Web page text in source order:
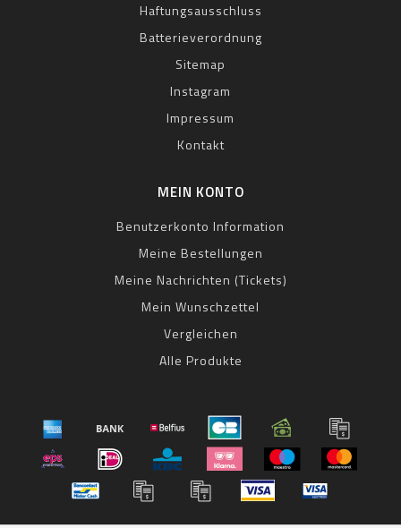
Haftungsausschluss
Batterieverordnung
Sitemap
Instagram
Impressum
Kontakt
MEIN KONTO
Benutzerkonto Information
Meine Bestellungen
Meine Nachrichten (Tickets)
Mein Wunschzettel
Vergleichen
Alle Produkte